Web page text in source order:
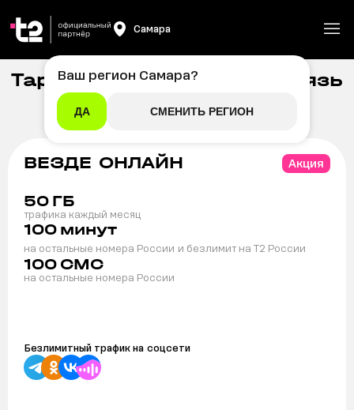
Самара
Главная Мобильная связь
Тарифы на мобильную связь
ВЕЗДЕ ОНЛАЙН Акция
50 ГБ
трафика каждый месяц
100 минут
на остальные номера России и безлимит на T2 России
100 СМС
на остальные номера России
Безлимитный трафик на соцсети
Ваш регион Самара?
ДА СМЕНИТЬ РЕГИОН